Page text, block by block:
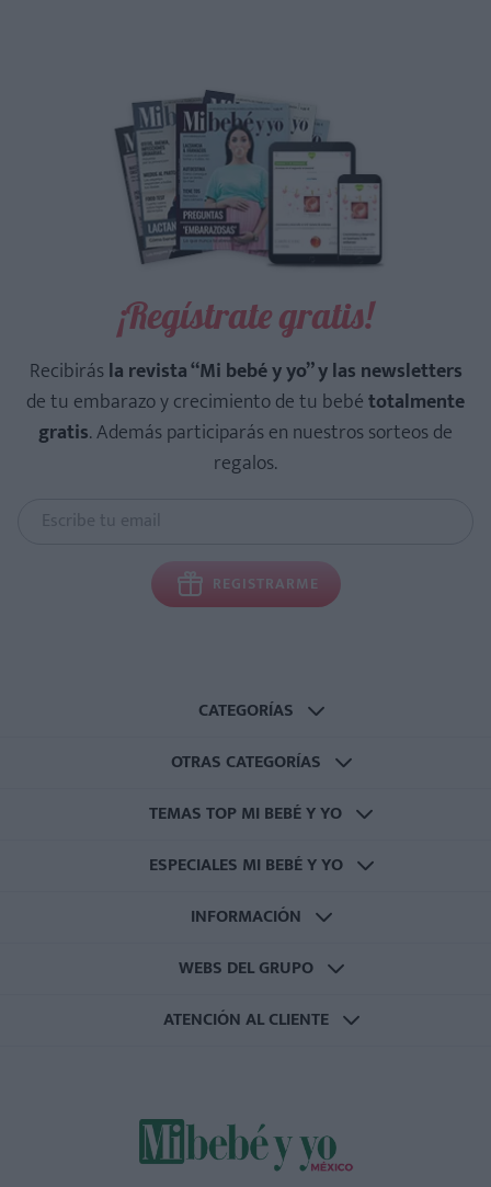
¡Regístrate gratis!
Recibirásla revista “Mi bebé y yo” y las newsletters
de tu embarazo y crecimiento de tu bebétotalmente
gratis. Además participarás en nuestros sorteos de
regalos.
REGISTRARME
CATEGORÍAS
OTRAS CATEGORÍAS
TEMAS TOP MI BEBÉ Y YO
ESPECIALES MI BEBÉ Y YO
INFORMACIÓN
WEBS DEL GRUPO
ATENCIÓN AL CLIENTE